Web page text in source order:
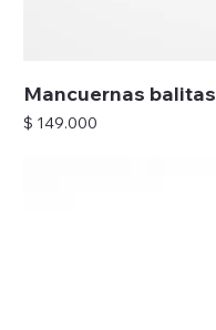
Mancuernas balitas
Precio
$ 149.000